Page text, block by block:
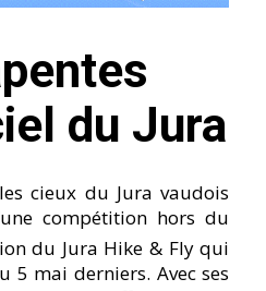
du Jura
cieux du Jura vaudois
compétition hors du
du Jura Hike & Fly qui
5 mai derniers. Avec ses